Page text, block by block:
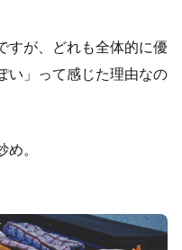
すが、どれも全体的に優
い」って感じた理由なの
。